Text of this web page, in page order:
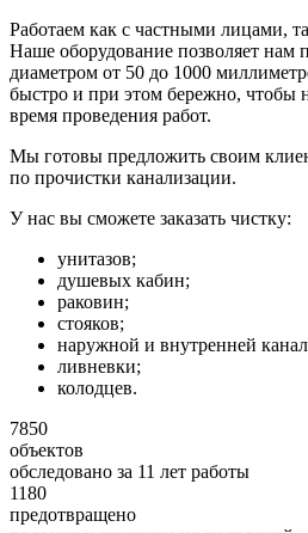
Работаем как с частными лицами,
Наше оборудование позволяет нам
диаметром от 50 до 1000
быстро и при этом бережно, чтобы
время проведения работ.
Мы готовы предложить своим
по прочистки канализации.
У нас вы сможете заказать чистку:
унитазов;
душевых кабин;
раковин;
стояков;
наружной и внутренней
ливневки;
колодцев.
7850
объектов
обследовано за 11 лет работы
1180
предотвращено